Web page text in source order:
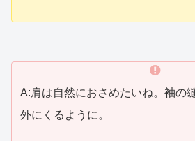
A:肩は自然におさめたいね。袖の
外にくるように。